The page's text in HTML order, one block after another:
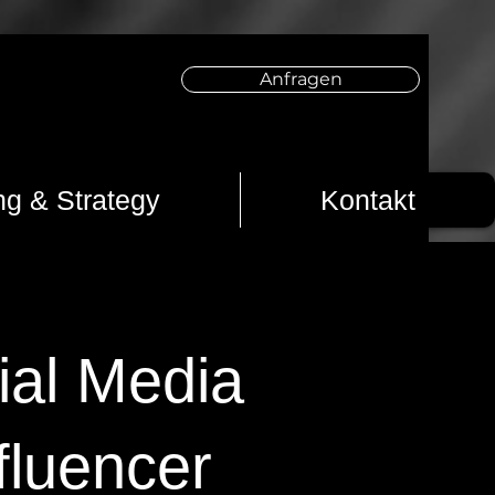
Anfragen
& Strategy Kontakt
Media